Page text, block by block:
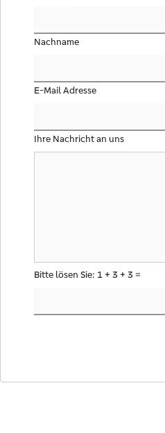
Nachname
E-Mail Adresse
Ihre Nachricht an uns
Bitte lösen Sie: 1 + 3 + 3 =